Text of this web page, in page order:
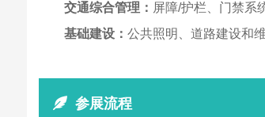
交通综合管理： 屏障/护栏、门禁系
基础建设： 公共照明、道路建设和
参展流程